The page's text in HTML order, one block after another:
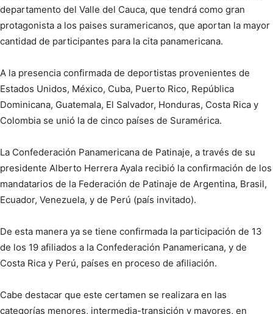
departamento del Valle del Cauca, que tendrá como gran
protagonista a los paises suramericanos, que aportan la mayor
cantidad de participantes para la cita panamericana.
A la presencia confirmada de deportistas provenientes de
Estados Unidos, México, Cuba, Puerto Rico, República
Dominicana, Guatemala, El Salvador, Honduras, Costa Rica y
Colombia se unió la de cinco países de Suramérica.
La Confederación Panamericana de Patinaje, a través de su
presidente Alberto Herrera Ayala recibió la confirmación de los
mandatarios de la Federación de Patinaje de Argentina, Brasil,
Ecuador, Venezuela, y de Perú (país invitado).
De esta manera ya se tiene confirmada la participación de 13
de los 19 afiliados a la Confederación Panamericana, y de
Costa Rica y Perú, países en proceso de afiliación.
Cabe destacar que este certamen se realizara en las
categorías menores, intermedia-transición y mayores, en